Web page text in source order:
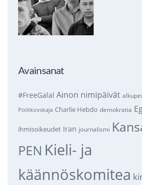
Avainsanat
#FreeGalal Ainon nimipäivät
Politkovskaja Charlie Hebdo demokratia
ihmisoikeudet Iran journalismi
PEN Kieli- ja
käännöskomitea